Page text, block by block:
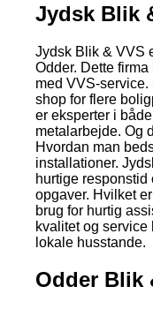
Jydsk Blik
Jydsk Blik & VVS
Odder. Dette
med VVS-
shop for flere
er eksperter i
metalarbejde. Og
Hvordan man
installationer.
hurtige responstid
opgaver. Hvilket
brug for hurtig
kvalitet og service
lokale husstande.
Odder Blik